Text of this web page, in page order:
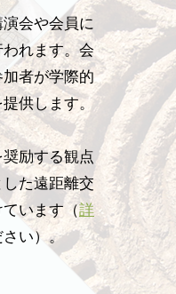
会や会員に
れます。会
者が学際的
供します。
励する観点
た遠距離交
います（詳
さい）。